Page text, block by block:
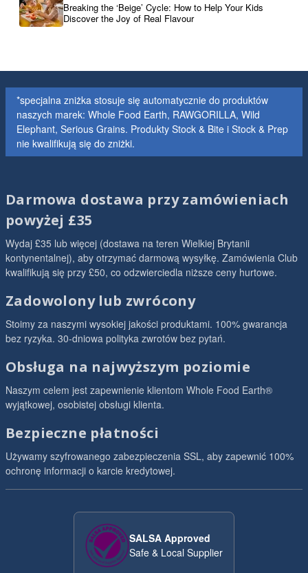
Breaking the ‘Beige’ Cycle: How to Help Your Kids
Discover the Joy of Real Flavour
*specjalna zniżka stosuje się automatycznie do produktów
naszych marek: Whole Food Earth, RAWGORILLA, Wild
Elephant, Serious Grains. Produkty Stock & Bite i Stock & Prep
nie kwalifikują się do zniżki.
Darmowa dostawa przy zamówieniach
powyżej £35
Wydaj £35 lub więcej (dostawa na teren Wielkiej Brytanii
kontynentalnej), aby otrzymać darmową wysyłkę. Zamówienia Club
kwalifikują się przy £50, co odzwierciedla niższe ceny hurtowe.
Zadowolony lub zwrócony
Stoimy za naszymi wysokiej jakości produktami. 100% gwarancja
bez ryzyka. 30-dniowa polityka zwrotów bez pytań.
Obsługa na najwyższym poziomie
Naszym celem jest zapewnienie klientom Whole Food Earth®
wyjątkowej, osobistej obsługi klienta.
Bezpieczne płatności
Używamy szyfrowanego zabezpieczenia SSL, aby zapewnić 100%
ochronę informacji o karcie kredytowej.
SALSA Approved
Safe & Local Supplier